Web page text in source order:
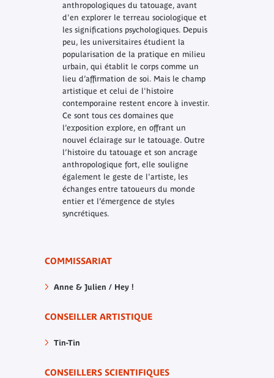
anthropologiques du tatouage, avant
d'en explorer le terreau sociologique et
les significations psychologiques. Depuis
peu, les universitaires étudient la
popularisation de la pratique en milieu
urbain, qui établit le corps comme un
lieu d’affirmation de soi. Mais le champ
artistique et celui de l'histoire
contemporaine restent encore à investir.
Ce sont tous ces domaines que
l’exposition explore, en offrant un
nouvel éclairage sur le tatouage. Outre
l’histoire du tatouage et son ancrage
anthropologique fort, elle souligne
également le geste de l'artiste, les
échanges entre tatoueurs du monde
entier et l’émergence de styles
syncrétiques.
COMMISSARIAT
Anne & Julien / Hey !
CONSEILLER ARTISTIQUE
Tin-Tin
CONSEILLERS SCIENTIFIQUES